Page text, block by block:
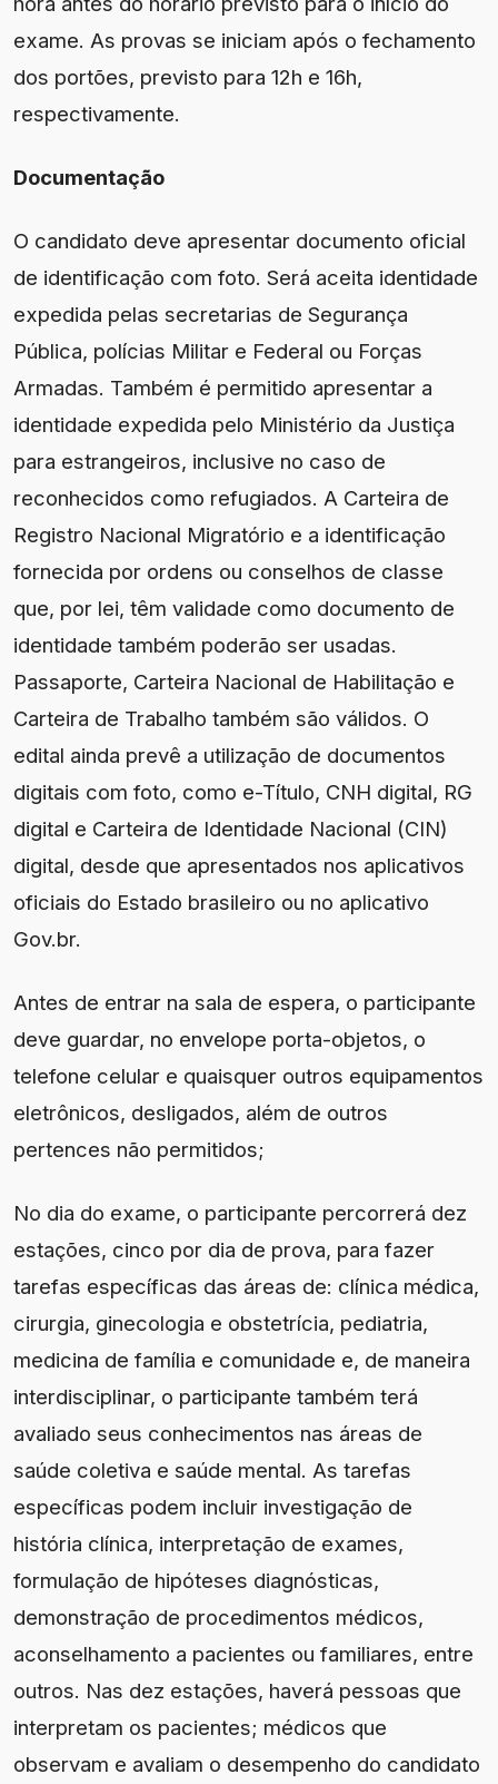
exame. As provas se iniciam após o fechamento
dos portões, previsto para 12h e 16h,
respectivamente.
Documentação
O candidato deve apresentar documento oficial
de identificação com foto. Será aceita identidade
expedida pelas secretarias de Segurança
Pública, polícias Militar e Federal ou Forças
Armadas. Também é permitido apresentar a
identidade expedida pelo Ministério da Justiça
para estrangeiros, inclusive no caso de
reconhecidos como refugiados. A Carteira de
Registro Nacional Migratório e a identificação
fornecida por ordens ou conselhos de classe
que, por lei, têm validade como documento de
identidade também poderão ser usadas.
Passaporte, Carteira Nacional de Habilitação e
Carteira de Trabalho também são válidos. O
edital ainda prevê a utilização de documentos
digitais com foto, como e-Título, CNH digital, RG
digital e Carteira de Identidade Nacional (CIN)
digital, desde que apresentados nos aplicativos
oficiais do Estado brasileiro ou no aplicativo
Gov.br.
Antes de entrar na sala de espera, o participante
deve guardar, no envelope porta-objetos, o
telefone celular e quaisquer outros equipamentos
eletrônicos, desligados, além de outros
pertences não permitidos;
No dia do exame, o participante percorrerá dez
estações, cinco por dia de prova, para fazer
tarefas específicas das áreas de: clínica médica,
cirurgia, ginecologia e obstetrícia, pediatria,
medicina de família e comunidade e, de maneira
interdisciplinar, o participante também terá
avaliado seus conhecimentos nas áreas de
saúde coletiva e saúde mental. As tarefas
específicas podem incluir investigação de
história clínica, interpretação de exames,
formulação de hipóteses diagnósticas,
demonstração de procedimentos médicos,
aconselhamento a pacientes ou familiares, entre
outros. Nas dez estações, haverá pessoas que
interpretam os pacientes; médicos que
observam e avaliam o desempenho do candidato